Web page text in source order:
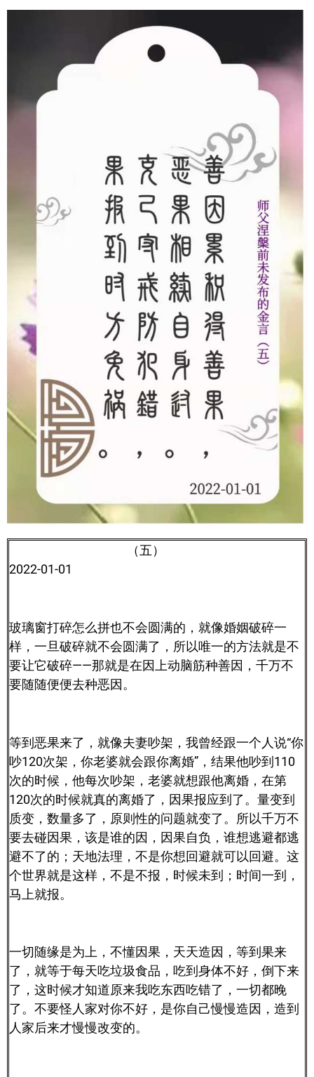
（五）
2022-01-01
玻璃窗打碎怎么拼也不会圆满的，就像婚姻破碎一
样，一旦破碎就不会圆满了，所以唯一的方法就是不
要让它破碎——那就是在因上动脑筋种善因，千万不
要随随便便去种恶因。
等到恶果来了，就像夫妻吵架，我曾经跟一个人说“你
吵120次架，你老婆就会跟你离婚”，结果他吵到110
次的时候，他每次吵架，老婆就想跟他离婚，在第
120次的时候就真的离婚了，因果报应到了。量变到
质变，数量多了，原则性的问题就变了。所以千万不
要去碰因果，该是谁的因，因果自负，谁想逃避都逃
避不了的；天地法理，不是你想回避就可以回避。这
个世界就是这样，不是不报，时候未到；时间一到，
马上就报。
一切随缘是为上，不懂因果，天天造因，等到果来
了，就等于每天吃垃圾食品，吃到身体不好，倒下来
了，这时候才知道原来我吃东西吃错了，一切都晚
了。不要怪人家对你不好，是你自己慢慢造因，造到
人家后来才慢慢改变的。